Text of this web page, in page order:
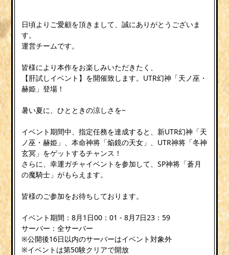
日頃よりご愛顧を頂きまして、誠にありがとうございま
す。
運営チームです。
皆様により本作をお楽しみいただきたく、
【肝試しイベント】を開催致します。UTR幻神「天ノ巫・
赫姫」登場！
暑い夏に、ひとときの涼しさを~
イベント期間中、指定任務を達成すると、新UTR幻神「天
ノ巫・赫姫」、本命神将「焔鏡の天女」、UTR神将「冬神
玄冥」をゲットするチャンス！
さらに、幸運ガチャイベントを参加して、SP神将「蒼月
の魔騎士」がもらえます。
皆様のご参加をお待ちしております。
イベント期間：8月1日00：01 - 8月7日23：59
サーバー：全サーバー
※公開後16日以内のサーバーはイベント対象外
※イベントは第50験クリアで開放